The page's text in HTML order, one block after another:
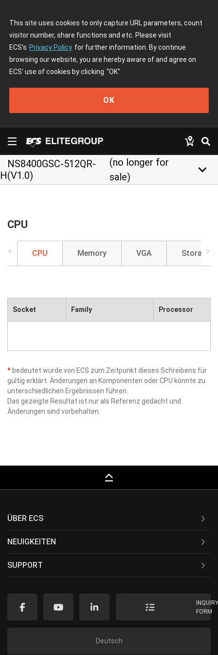
This site uses cookies to only capture URL parameters, count
visitor number, share functions and etc. Please visit
ECS's Privacy Policy for further information. By continue
browsing our website, you are hereby aware of and agree on
ECS' use of cookies by clicking "OK"
OK
NS8400GSC-512QR-
H(V1.0)
(no longer for
sale)
keyboard_arrow_down
CPU
CPU Memory VGA Storage
Socket Family Processor
* bedeutet wurde von ECS zum Zeitpunkt dieses Schreibens für
gültig erklärt. Änderungen an Komponenten oder CPU könnte zu
unterschiedlichen Ergebnissen führen.
Das gezeigte Resultat ist nur als Referenz gedacht und
Änderungen sind vorbehalten.
keyboard_capslock
ÜBER ECS
NEUIGKEITEN
SUPPORT
FORM
Deutsch